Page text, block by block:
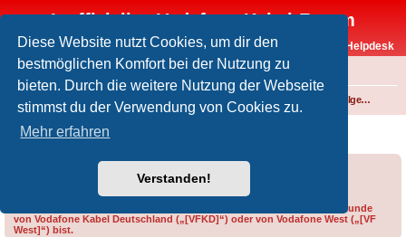
Diese Website nutzt Cookies, um dir den
bestmöglichen Komfort bei der Nutzung zu
bieten. Durch die weitere Nutzung der Webseite
stimmst du der Verwendung von Cookies zu.
Mehr erfahren
Verstanden!
Inoffizielles Vodafone-Kabel-Forum
Vodafone-Kabel-Helpdesk
FAQ
Foren-Übersicht Technik allgemein
Kabelanschluss Haus
Bitte gib bei der Erstellung eines Threads im Feld „Präfix“ an, ob du Kunde
von Vodafone Kabel Deutschland („[VFKD]“) oder von Vodafone West („[VF
West]“) bist.